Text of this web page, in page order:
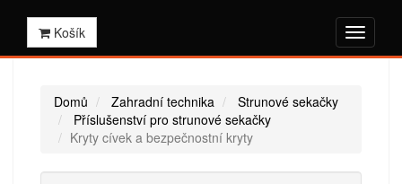
Košík
Domů Zahradní technika
Strunové sekačky
Příslušenství pro strunové sekačky
Kryty cívek a bezpečnostní kryty